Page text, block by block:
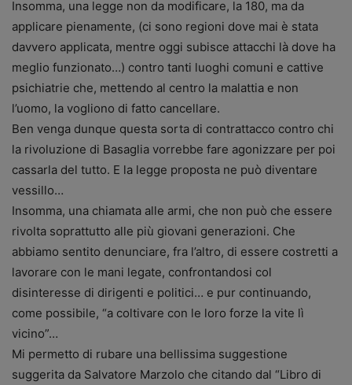
Insomma, una legge non da modificare, la 180, ma da
applicare pienamente, (ci sono regioni dove mai è stata
davvero applicata, mentre oggi subisce attacchi là dove ha
meglio funzionato…) contro tanti luoghi comuni e cattive
psichiatrie che, mettendo al centro la malattia e non
l’uomo, la vogliono di fatto cancellare.
Ben venga dunque questa sorta di contrattacco contro chi
la rivoluzione di Basaglia vorrebbe fare agonizzare per poi
cassarla del tutto. E la legge proposta ne può diventare
vessillo…
Insomma, una chiamata alle armi, che non può che essere
rivolta soprattutto alle più giovani generazioni. Che
abbiamo sentito denunciare, fra l’altro, di essere costretti a
lavorare con le mani legate, confrontandosi col
disinteresse di dirigenti e politici… e pur continuando,
come possibile, “a coltivare con le loro forze la vite lì
vicino”…
Mi permetto di rubare una bellissima suggestione
suggerita da Salvatore Marzolo che citando dal “Libro di